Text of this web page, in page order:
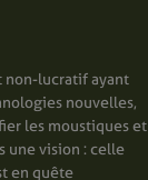
non-lucratif ayant
nouvelles,
les moustiques et
une vision : celle
en quête